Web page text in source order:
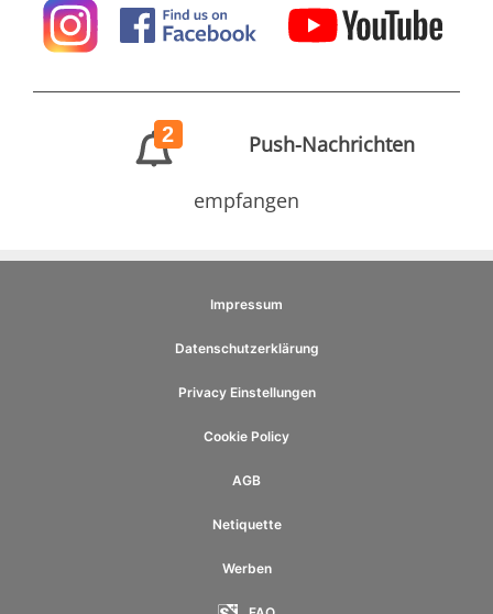
2 Push-Nachrichten
empfangen
Impressum
Datenschutzerklärung
Privacy Einstellungen
Cookie Policy
AGB
Netiquette
Werben